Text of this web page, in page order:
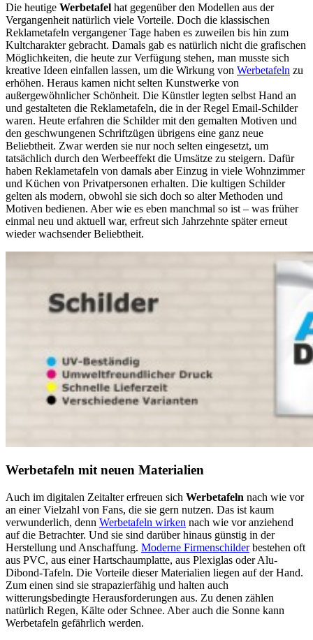
Die heutige Werbetafel hat gegenüber den Modellen aus der
Vergangenheit natürlich viele Vorteile. Doch die klassischen
Reklametafeln vergangener Tage haben es zuweilen bis hin zum
Kultcharakter gebracht. Damals gab es natürlich nicht die grafischen
Möglichkeiten, die heute zur Verfügung stehen, man musste sich
kreative Ideen einfallen lassen, um die Wirkung von Werbetafeln zu
erhöhen. Heraus kamen nicht selten Kunstwerke von
außergewöhnlicher Schönheit. Die Künstler legten selbst Hand an
und gestalteten die Reklametafeln, die in der Regel Email-Schilder
waren. Heute erfahren die Schilder mit den gemalten Motiven und
den geschwungenen Schriftzügen übrigens eine ganz neue
Beliebtheit. Zwar werden sie nur noch selten eingesetzt, um
tatsächlich durch den Werbeeffekt die Umsätze zu steigern. Dafür
haben Reklametafeln von damals aber Einzug in viele Wohnzimmer
und Küchen von Privatpersonen erhalten. Die kultigen Schilder
gelten als modern, obwohl sie sich doch so alter Methoden und
Motiven bedienen. Aber wie es eben manchmal so ist – was früher
einmal neu und aktuell war, erfreut sich Jahrzehnte später erneut
wieder wachsender Beliebtheit.
Werbetafeln mit neuen Materialien
Auch im digitalen Zeitalter erfreuen sich Werbetafeln nach wie vor
an einer Vielzahl von Fans, die sie gern nutzen. Das ist kaum
verwunderlich, denn Werbetafeln wirken nach wie vor anziehend
auf die Betrachter. Und sie sind darüber hinaus günstig in der
Herstellung und Anschaffung. Moderne Firmenschilderbestehen oft
aus PVC, aus einer Hartschaumplatte, aus Plexiglas oder Alu-
Dibond-Tafeln. Die Vorteile dieser Materialien liegen auf der Hand.
Zum einen sind sie strapazierfähig und halten auch
witterungsbedingte Herausforderungen aus. Zu denen zählen
natürlich Regen, Kälte oder Schnee. Aber auch die Sonne kann
Werbetafeln gefährlich werden.